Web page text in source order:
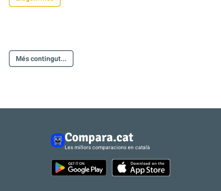
Més contingut...
Compara.cat
Les millors comparacions en català